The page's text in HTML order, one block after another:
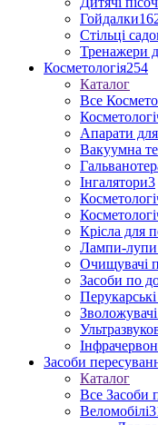
Гойдалки
Стільці
Тренажери
Косметологія254
Каталог
Все
Апарати для
Вакуумна
Інгалятори3
Крісла для
Лампи-лупи
Очищувачі
Засоби по
Перукарські
Засоби
Каталог
Все Засоби
Веломобілі